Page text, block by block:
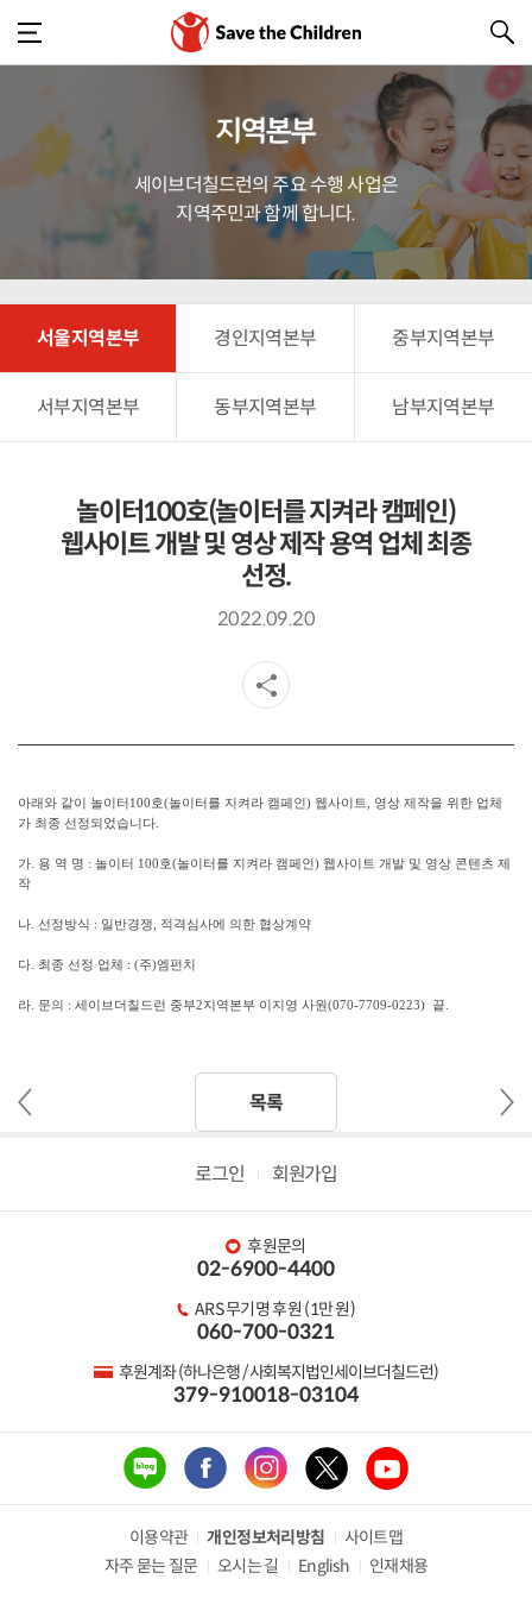
지역본부
세이브더칠드런의 주요 수행 사업은
지역주민과 함께 합니다.
서울지역본부 경인지역본부 중부지역본부
서부지역본부 동부지역본부 남부지역본부
놀이터100호(놀이터를 지켜라 캠페인)
웹사이트 개발 및 영상 제작 용역 업체 최종
선정.
2022.09.20
아래와 같이 놀이터100호(놀이터를 지켜라 캠페인) 웹사이트, 영상 제작을 위한 업체
가 최종 선정되었습니다.
가. 용 역 명 : 놀이터 100호(놀이터를 지켜라 캠페인) 웹사이트 개발 및 영상 콘텐츠 제
작
나. 선정방식 : 일반경쟁, 적격심사에 의한 협상계약
다. 최종 선정 업체 : (주)엠펀치
라. 문의 : 세이브더칠드런 중부2지역본부 이지영 사원(070-7709-0223) 끝.
목록
로그인
회원가입
후원문의
02-6900-4400
ARS 무기명 후원 (1만 원)
060-700-0321
후원계좌 (하나은행 / 사회복지법인세이브더칠드런)
379-910018-03104
이용약관 개인정보처리방침
사이트맵
자주 묻는 질문
오시는 길 English 인재채용